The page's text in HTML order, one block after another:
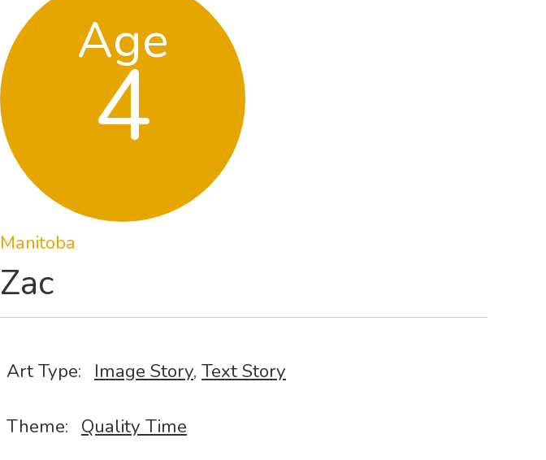
Age
4
Manitoba
Zac
Art Type: Image Story, Text Story
Theme: Quality Time